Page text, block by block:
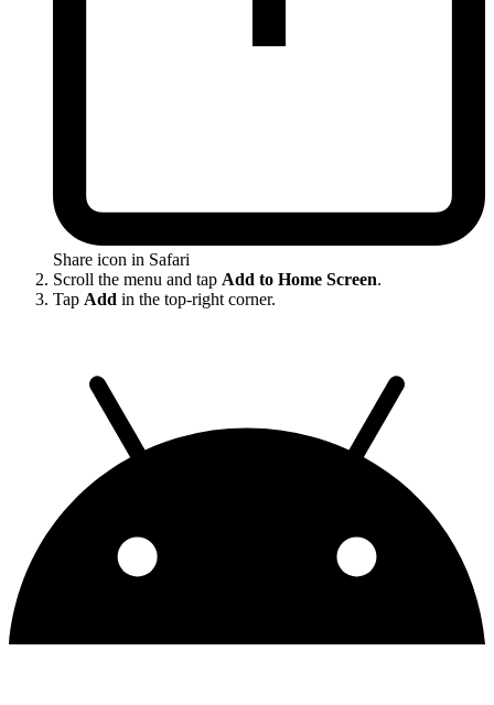
Share icon in Safari
Scroll the menu and tap Add to Home Screen.
Tap Add in the top-right corner.